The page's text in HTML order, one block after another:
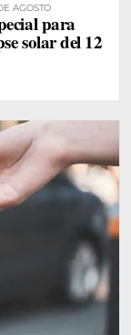
AGOSTO
para
solar del 12